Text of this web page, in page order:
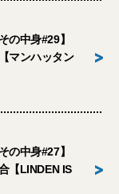
の中身#29】
マンハッタン
>
の中身#27】
【LINDEN IS
>